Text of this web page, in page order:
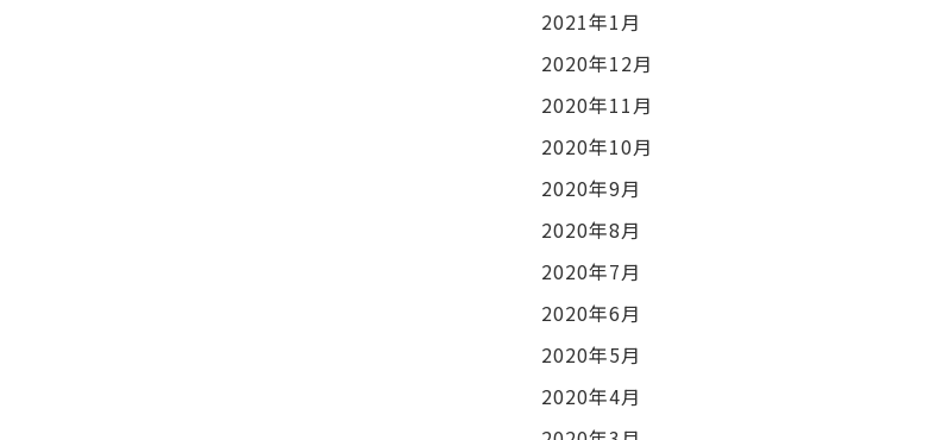
2021年1月
2020年12月
2020年11月
2020年10月
2020年9月
2020年8月
2020年7月
2020年6月
2020年5月
2020年4月